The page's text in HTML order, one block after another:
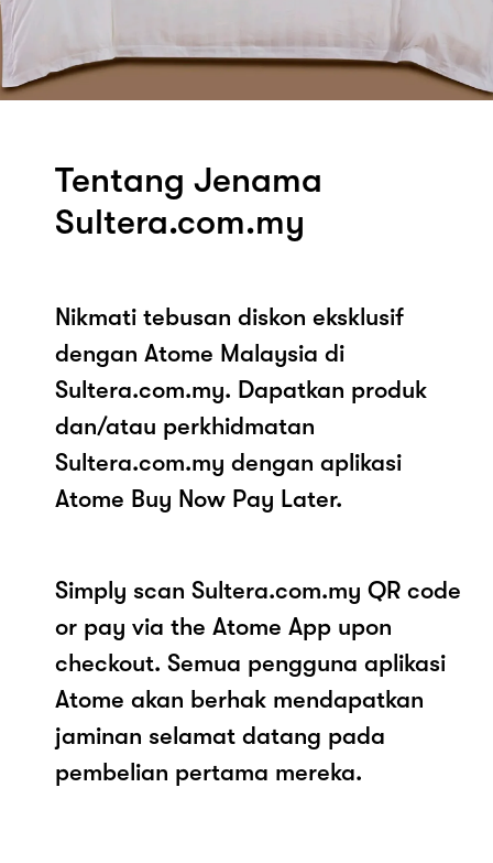
Tentang Jenama
Sultera.com.my
Nikmati tebusan diskon eksklusif
dengan Atome Malaysia di
Sultera.com.my. Dapatkan produk
dan/atau perkhidmatan
Sultera.com.my dengan aplikasi
Atome Buy Now Pay Later.
Simply scan Sultera.com.my QR code
or pay via the Atome App upon
checkout. Semua pengguna aplikasi
Atome akan berhak mendapatkan
jaminan selamat datang pada
pembelian pertama mereka.